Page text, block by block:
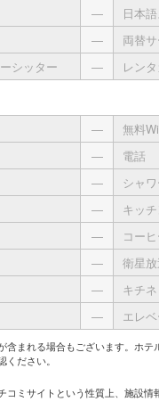
― 日本
― 両替
シッター
― レン
― 無料
― 電話
― シャ
― キッ
― コー
― 衛星
― キチ
― エレ
含まれる場合もございます。ホ
ださい。
コミサイトという性質上、施設情